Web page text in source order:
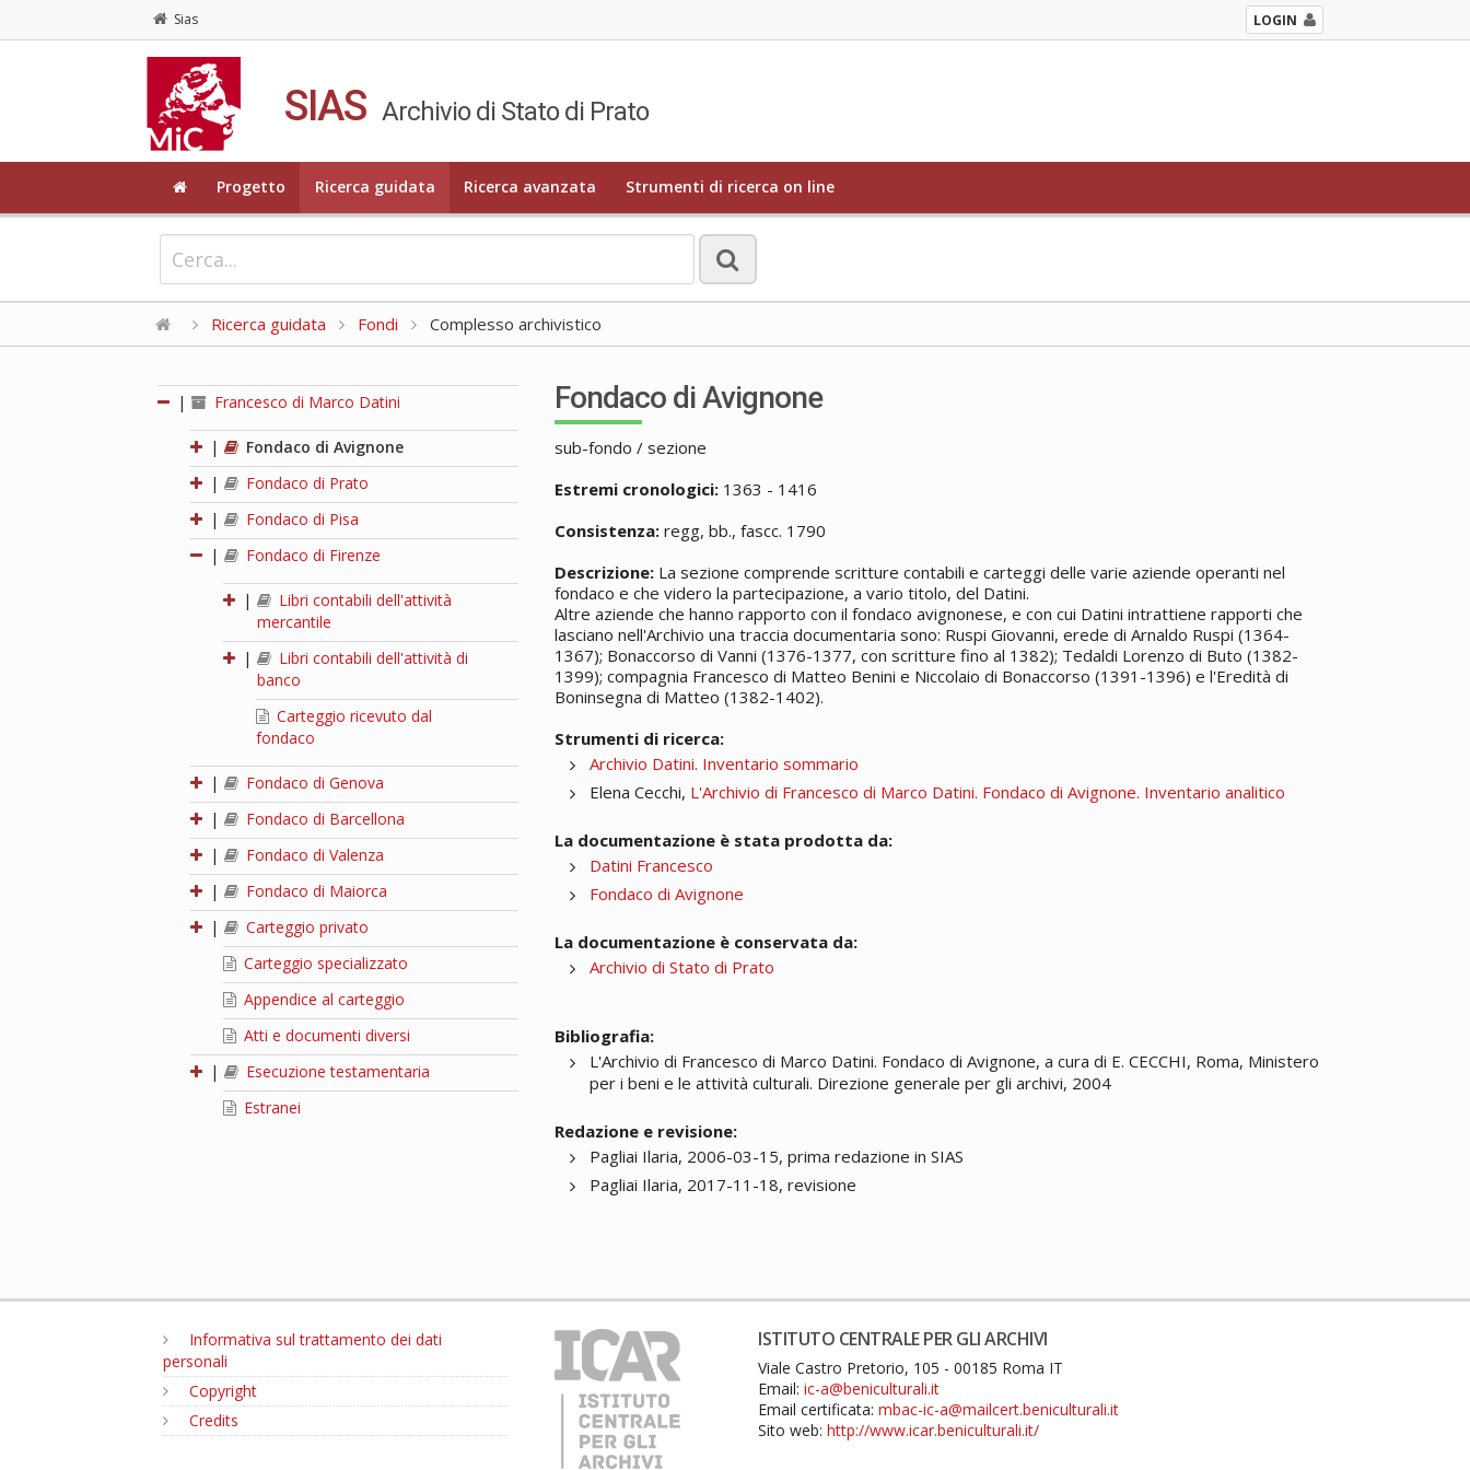
Sias LOGIN
SIAS Archivio di Stato di Prato
Progetto Ricerca guidata Ricerca avanzata Strumenti di ricerca on line
Ricerca guidata Fondi Complesso archivistico
| Francesco di Marco Datini
|
Fondaco di Avignone
|
Fondaco di Prato
|
Fondaco di Pisa
|
Fondaco di Firenze
|
Libri contabili dell'attività
mercantile
|
Libri contabili dell'attività di
banco
Carteggio ricevuto dal
fondaco
|
Fondaco di Genova
|
Fondaco di Barcellona
|
Fondaco di Valenza
|
Fondaco di Maiorca
|
Carteggio privato
Carteggio specializzato
Appendice al carteggio
Atti e documenti diversi
|
Esecuzione testamentaria
Estranei
Fondaco di Avignone
sub-fondo / sezione
Estremi cronologici: 1363 - 1416
Consistenza: regg, bb., fascc. 1790
Descrizione: La sezione comprende scritture contabili e carteggi delle varie aziende operanti nel
fondaco e che videro la partecipazione, a vario titolo, del Datini.
Altre aziende che hanno rapporto con il fondaco avignonese, e con cui Datini intrattiene rapporti che
lasciano nell'Archivio una traccia documentaria sono: Ruspi Giovanni, erede di Arnaldo Ruspi (1364-
1367); Bonaccorso di Vanni (1376-1377, con scritture fino al 1382); Tedaldi Lorenzo di Buto (1382-
1399); compagnia Francesco di Matteo Benini e Niccolaio di Bonaccorso (1391-1396) e l'Eredità di
Boninsegna di Matteo (1382-1402).
Strumenti di ricerca:
Archivio Datini. Inventario sommario
Elena Cecchi, L'Archivio di Francesco di Marco Datini. Fondaco di Avignone. Inventario analitico
La documentazione è stata prodotta da:
Datini Francesco
Fondaco di Avignone
La documentazione è conservata da:
Archivio di Stato di Prato
Bibliografia:
L'Archivio di Francesco di Marco Datini. Fondaco di Avignone, a cura di E. CECCHI, Roma, Ministero
per i beni e le attività culturali. Direzione generale per gli archivi, 2004
Redazione e revisione:
Pagliai Ilaria, 2006-03-15, prima redazione in SIAS
Pagliai Ilaria, 2017-11-18, revisione
Informativa sul trattamento dei dati
personali
Copyright
Credits
ISTITUTO CENTRALE PER GLI ARCHIVI
Viale Castro Pretorio, 105 - 00185 Roma IT
Email:ic-a@beniculturali.it
Email certificata:mbac-ic-a@mailcert.beniculturali.it
Sito web:http://www.icar.beniculturali.it/